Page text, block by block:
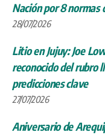
Nación por 8 normas
28/07/2026
Litio en Jujuy: Joe
reconocido del rubro
predicciones clave
27/07/2026
Aniversario de